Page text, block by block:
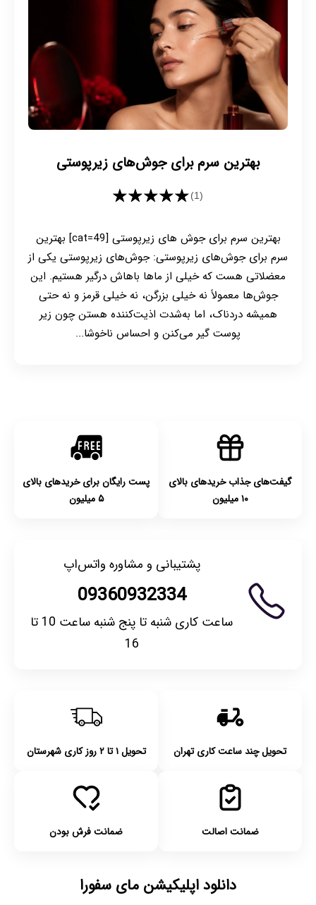
بهترین سرم برای جوش‌های زیرپوستی
★★★★★(1)
بهترین سرم برای جوش های زیرپوستی [cat=49] بهترین
سرم برای جوش‌های زیرپوستی: جوش‌های زیرپوستی یکی از
معضلاتی هست که خیلی از ماها باهاش درگیر هستیم. این
جوش‌ها معمولاً نه خیلی بزرگن، نه خیلی قرمز و نه حتی
همیشه دردناک، اما به‌شدت اذیت‌کننده هستن چون زیر
پوست گیر می‌کنن و احساس ناخوشا...
گیفت‌های جذاب خریدهای بالای
۱۰ میلیون
پست رایگان برای خریدهای بالای
۵ میلیون
پشتیبانی و مشاوره واتس‌اپ
09360932334
ساعت کاری شنبه تا پنج شنبه ساعت 10 تا
16
تحویل چند ساعت کاری تهران تحویل ۱ تا ۲ روز کاری شهرستان
ضمانت اصالت ضمانت فرش بودن
دانلود اپلیکیشن مای سفورا